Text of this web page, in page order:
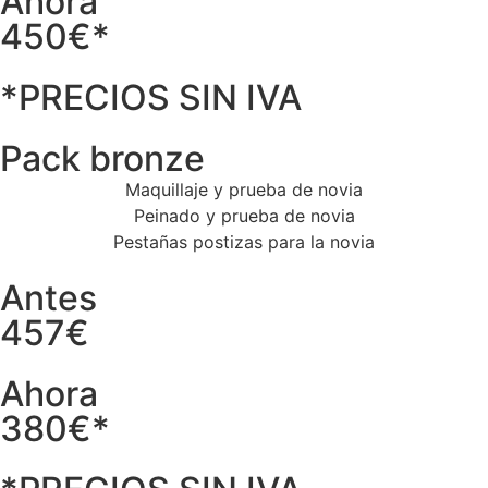
450€*
*PRECIOS SIN IVA
Pack bronze
Maquillaje y prueba de novia
Peinado y prueba de novia
Pestañas postizas para la novia
Antes
457€
Ahora
380€*